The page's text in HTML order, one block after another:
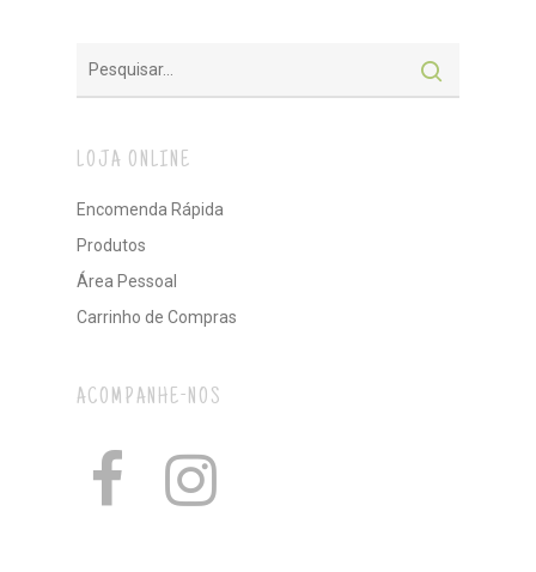
LOJA ONLINE
Encomenda Rápida
Produtos
Área Pessoal
Carrinho de Compras
ACOMPANHE-NOS